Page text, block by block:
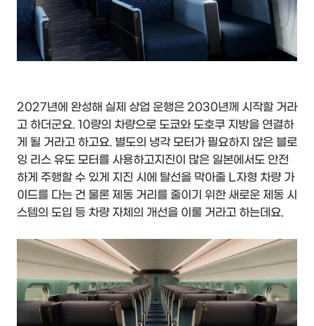
2027년에 완성해 실제 상업 운행은 2030년께 시작할 거라
고 하더군요. 10량의 차량으로 도쿄와 도호쿠 지방을 연결하
게 될 거라고 하고요. 별도의 냉각 모터가 필요하지 않은 블로
잉 리스 유도 모터를 사용하고지진이 많은 일본에서도 안전
하게 주행할 수 있게 지진 시에 탈선을 막아줄 L자형 차량 가
이드를 다는 건 물론 제동 거리를 줄이기 위한 새로운 제동 시
스템의 도입 등 차량 자체의 개선을 이룰 거라고 하는데요.